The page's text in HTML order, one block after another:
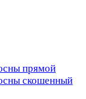
прямой
скошенный